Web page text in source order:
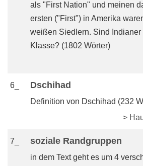
als "First Nation" und meinen
ersten ("First") in Amerika
weißen Siedlern. Sind Indianer
Klasse? (1802 Wörter)
6_ Dschihad
Definition von Dschihad (232
>
7_ soziale Randgruppen
in dem Text geht es um 4